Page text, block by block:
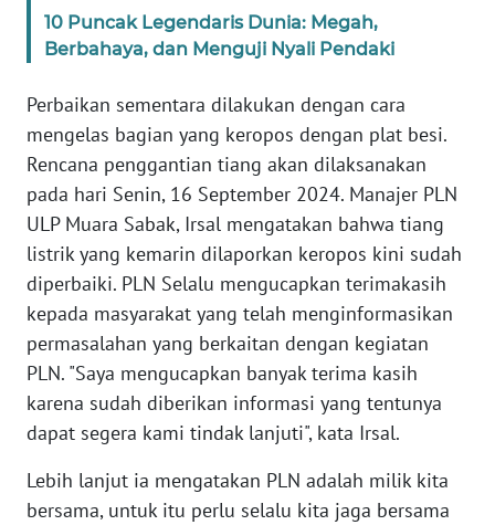
10 Puncak Legendaris Dunia: Megah,
Berbahaya, dan Menguji Nyali Pendaki
Perbaikan sementara dilakukan dengan cara
mengelas bagian yang keropos dengan plat besi.
Rencana penggantian tiang akan dilaksanakan
pada hari Senin, 16 September 2024. Manajer PLN
ULP Muara Sabak, Irsal mengatakan bahwa tiang
listrik yang kemarin dilaporkan keropos kini sudah
diperbaiki. PLN Selalu mengucapkan terimakasih
kepada masyarakat yang telah menginformasikan
permasalahan yang berkaitan dengan kegiatan
PLN. "Saya mengucapkan banyak terima kasih
karena sudah diberikan informasi yang tentunya
dapat segera kami tindak lanjuti", kata Irsal.
Lebih lanjut ia mengatakan PLN adalah milik kita
bersama, untuk itu perlu selalu kita jaga bersama
WN
SULTRA
WN
NTB
WN
WN
SULBAR
WN
BABEL
WN
WN